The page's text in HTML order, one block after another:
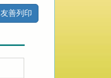
友善列印